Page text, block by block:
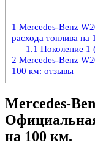
1 Mercedes-Benz
расхода топлива на
1.1 Поколение 1
2 Mercedes-Benz
100 км: отзывы
Mercedes-
на 100 км.